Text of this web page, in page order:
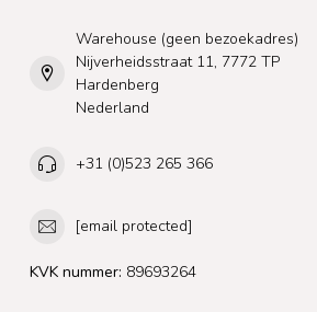
Warehouse (geen bezoekadres)
Nijverheidsstraat 11, 7772 TP
Hardenberg
Nederland
+31 (0)523 265 366
[email protected]
KVK nummer: 89693264